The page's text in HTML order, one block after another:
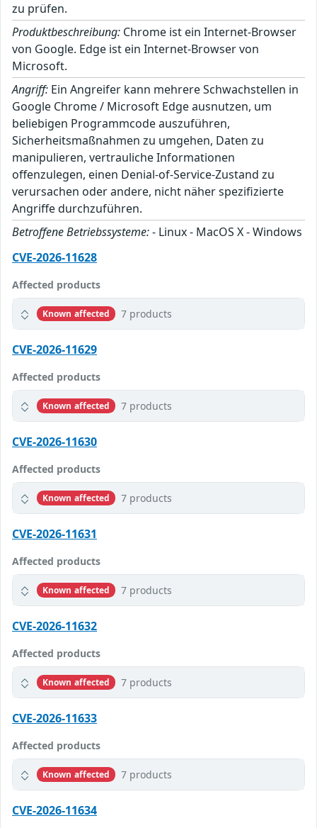
zu prüfen.
Produktbeschreibung: Chrome ist ein Internet-Browser
von Google. Edge ist ein Internet-Browser von
Microsoft.
Angriff: Ein Angreifer kann mehrere Schwachstellen in
Google Chrome / Microsoft Edge ausnutzen, um
beliebigen Programmcode auszuführen,
Sicherheitsmaßnahmen zu umgehen, Daten zu
manipulieren, vertrauliche Informationen
offenzulegen, einen Denial-of-Service-Zustand zu
verursachen oder andere, nicht näher spezifizierte
Angriffe durchzuführen.
Betroffene Betriebssysteme:- Linux - MacOS X - Windows
CVE-2026-11628
Affected products
Known affected 7 products
CVE-2026-11629
Affected products
Known affected 7 products
CVE-2026-11630
Affected products
Known affected 7 products
CVE-2026-11631
Affected products
Known affected 7 products
CVE-2026-11632
Affected products
Known affected 7 products
CVE-2026-11633
Affected products
Known affected 7 products
CVE-2026-11634